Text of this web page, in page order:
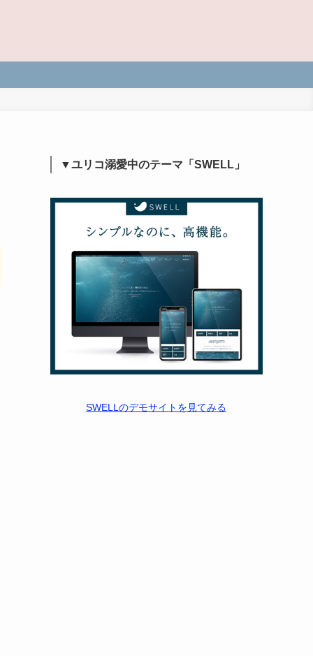
▼ユリコ溺愛中のテーマ「SWELL」
SWELLのデモサイトを見てみる